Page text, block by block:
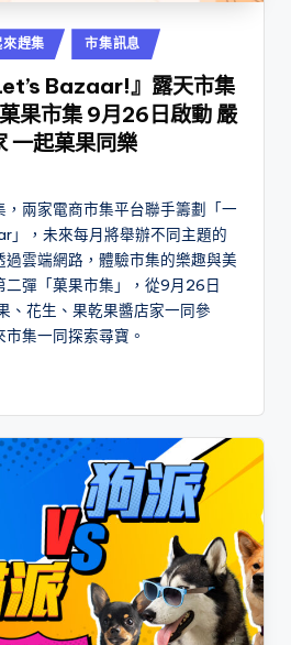
來趕集 市集訊息
Bazaar!』露天市集
果市集 9月26日啟動 嚴
一起菓果同樂
，兩家電商市集平台聯手籌劃「一
」，未來每月將舉辦不同主題的
雲端網路，體驗市集的樂趣與美
二彈「菓果市集」，從9月26日
、花生、果乾果醬店家一同參
集一同探索尋寶。